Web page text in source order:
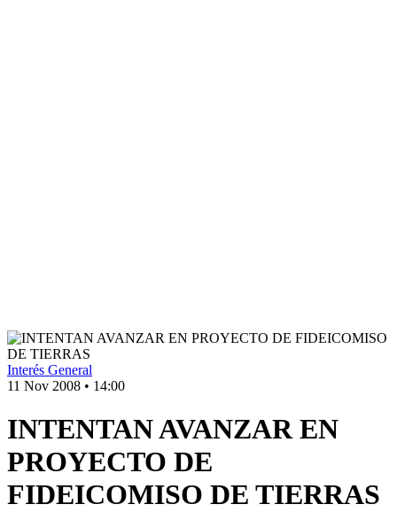
Interés General
11 Nov 2008 • 14:00
INTENTAN AVANZAR EN
PROYECTO DE
FIDEICOMISO DE TIERRAS